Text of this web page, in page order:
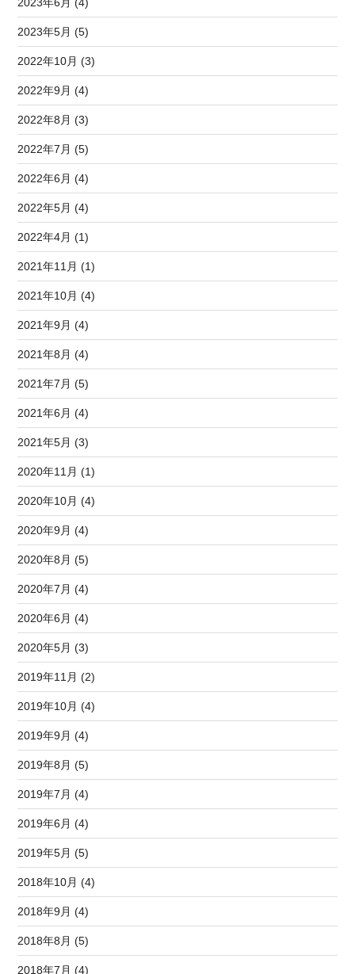
2023年5月 (5)
2022年10月 (3)
2022年9月 (4)
2022年8月 (3)
2022年7月 (5)
2022年6月 (4)
2022年5月 (4)
2022年4月 (1)
2021年11月 (1)
2021年10月 (4)
2021年9月 (4)
2021年8月 (4)
2021年7月 (5)
2021年6月 (4)
2021年5月 (3)
2020年11月 (1)
2020年10月 (4)
2020年9月 (4)
2020年8月 (5)
2020年7月 (4)
2020年6月 (4)
2020年5月 (3)
2019年11月 (2)
2019年10月 (4)
2019年9月 (4)
2019年8月 (5)
2019年7月 (4)
2019年6月 (4)
2019年5月 (5)
2018年10月 (4)
2018年9月 (4)
2018年8月 (5)
2018年7月 (4)